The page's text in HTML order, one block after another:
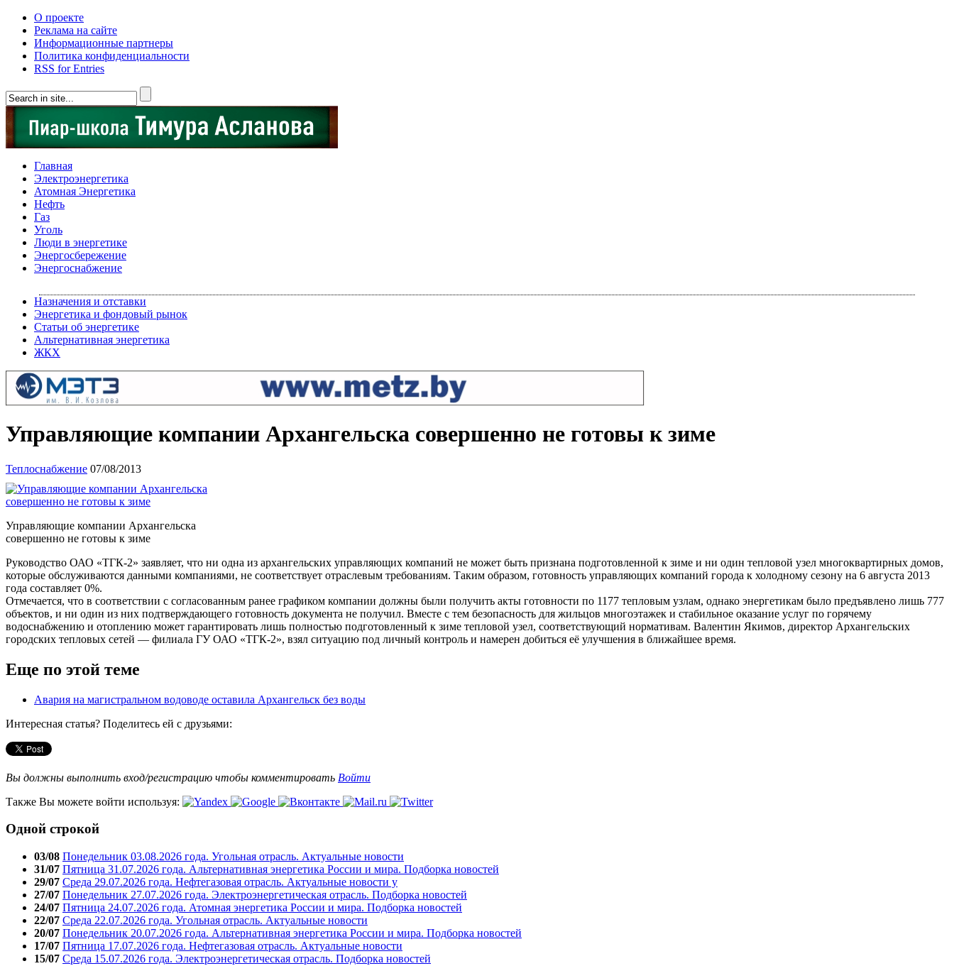
О проекте
Реклама на сайте
Информационные партнеры
Политика конфиденциальности
RSS for Entries
Главная
Электроэнергетика
Атомная Энергетика
Нефть
Газ
Уголь
Люди в энергетике
Энергосбережение
Энергоснабжение
Назначения и отставки
Энергетика и фондовый рынок
Статьи об энергетике
Альтернативная энергетика
ЖКХ
Управляющие компании Архангельска совершенно не готовы к зиме
Теплоснабжение 07/08/2013
Управляющие компании Архангельска
совершенно не готовы к зиме
Руководство ОАО «ТГК-2» заявляет, что ни одна из архангельских управляющих компаний не может быть признана подготовленной к зиме и ни один тепловой узел многоквартирных домов,
которые обслуживаются данными компаниями, не соответствует отраслевым требованиям. Таким образом, готовность управляющих компаний города к холодному сезону на 6 августа 2013
года составляет 0%.
Отмечается, что в соответствии с согласованным ранее графиком компании должны были получить акты готовности по 1177 тепловым узлам, однако энергетикам было предъявлено лишь 777
объектов, и ни один из них подтверждающего готовность документа не получил. Вместе с тем безопасность для жильцов многоэтажек и стабильное оказание услуг по горячему
водоснабжению и отоплению может гарантировать лишь полностью подготовленный к зиме тепловой узел, соответствующий нормативам. Валентин Якимов, директор Архангельских
городских тепловых сетей — филиала ГУ ОАО «ТГК-2», взял ситуацию под личный контроль и намерен добиться её улучшения в ближайшее время.
Еще по этой теме
Авария на магистральном водоводе оставила Архангельск без воды
Интересная статья? Поделитесь ей с друзьями:
Вы должны выполнить вход/регистрацию чтобы комментировать Войти
Также Вы можете войти используя:
Одной строкой
03/08 Понедельник 03.08.2026 года. Угольная отрасль. Актуальные новости
31/07 Пятница 31.07.2026 года. Альтернативная энергетика России и мира. Подборка новостей
29/07 Среда 29.07.2026 года. Нефтегазовая отрасль. Актуальные новости у
27/07 Понедельник 27.07.2026 года. Электроэнергетическая отрасль. Подборка новостей
24/07 Пятница 24.07.2026 года. Атомная энергетика России и мира. Подборка новостей
22/07 Среда 22.07.2026 года. Угольная отрасль. Актуальные новости
20/07 Понедельник 20.07.2026 года. Альтернативная энергетика России и мира. Подборка новостей
17/07 Пятница 17.07.2026 года. Нефтегазовая отрасль. Актуальные новости
15/07 Среда 15.07.2026 года. Электроэнергетическая отрасль. Подборка новостей